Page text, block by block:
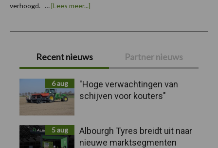
verhoogd. …[Lees meer...]
Primaire
Sidebar
Recent nieuws Partner nieuws
6 aug
"Hoge verwachtingen van
schijven voor kouters"
5 aug
Albourgh Tyres breidt uit naar
nieuwe marktsegmenten